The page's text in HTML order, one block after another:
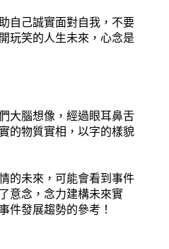
自己誠實面對自我，不要
玩笑的人生未來，心念是
大腦想像，經過眼耳鼻舌
的物質實相，以字的樣貌
的未來，可能會看到事件
意念，念力建構未來實
件發展趨勢的參考！